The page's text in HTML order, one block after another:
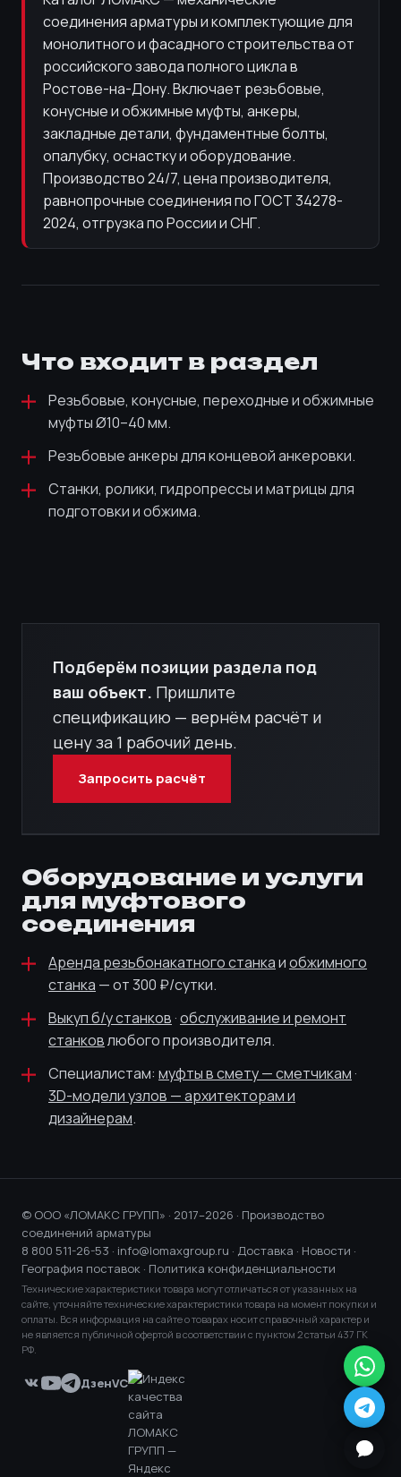
соединения арматуры и комплектующие для
монолитного и фасадного строительства от
российского завода полного цикла в
Ростове-на-Дону. Включает резьбовые,
конусные и обжимные муфты, анкеры,
закладные детали, фундаментные болты,
опалубку, оснастку и оборудование.
Производство 24/7, цена производителя,
равнопрочные соединения по ГОСТ 34278-
2024, отгрузка по России и СНГ.
Что входит в раздел
Резьбовые, конусные, переходные и обжимные
муфты Ø10–40 мм.
Резьбовые анкеры для концевой анкеровки.
Станки, ролики, гидропрессы и матрицы для
подготовки и обжима.
Подберём позиции раздела под
ваш объект. Пришлите
спецификацию — вернём расчёт и
цену за 1 рабочий день.
Запросить расчёт
Оборудование и услуги
для муфтового
соединения
Аренда резьбонакатного станкаиобжимного
станка — от 300 ₽/сутки.
Выкуп б/у станков ·обслуживание и ремонт
станковлюбого производителя.
Специалистам: муфты в смету — сметчикам ·
3D-модели узлов — архитекторам и
дизайнерам.
© ООО «ЛОМАКС ГРУПП» · 2017–2026 · Производство
соединений арматуры
8 800 511-26-53 · info@lomaxgroup.ru · Доставка · Новости ·
География поставок · Политика конфиденциальности
Технические характеристики товара могут отличаться от указанных на
сайте, уточняйте технические характеристики товара на момент покупки и
оплаты. Вся информация на сайте о товарах носит справочный характер и
не является публичной офертой в соответствии с пунктом 2 статьи 437 ГК
РФ.
ДзенVC